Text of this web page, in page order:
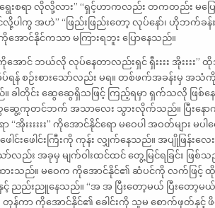
စရာ လိုလို့လား” “ရှင့်ဟာကလည်း တကတည်း မပြောခြ
ကွ အဟဲ” “ဖြည်းဖြည်းတော့ လုပ်နော်၊ ဟိုဘက်ခန်းက
ကိုအောင်နိုင်ကသာ မကြားရဘူး ပြောနေသည်။
ောင် ဘယ်လို လုပ်နေတာလည်းရှင် ရှီးးးး အိုးးးး”
န် စဉ်းစားသော်လည်း မရ။ တစ်ဖက်အခန်းမှ အသံကို
ခါတိုင်း ဆွေဆွေရှိသဖြင့် ကြည့်ရမှာ ရှက်သလို ဖြစ်န
ဆွေ့ကုတင်ဘက် အသာလေး သွားလိုက်သည်။ ပြီးနောက်
းးးးးး” ကိုအောင်နိုင်ရော မဝေပါ အဝတ်များ မပ
ေါင်းဖေါင်းကြီးကို ကုန်း လျှက်နေသည်။ အပျိုဖြန်
လည်း အခုမှ မျက်ဝါးထင်ထင် တွေ့မြင်ရခြင်း ဖြစ်
ားသည်။ မဝေက ကိုအောင်နိုင်၏ ဆံပင်ကို လက်ဖြင့် ထိုး
းညူနေသည်။ “အ အ ပြီးတော့မယ် ပြီးတော့မယ်အ အ အ
ကိုအောင်နိုင်၏ ခေါင်းကို သူမ စောက်ဖုတ်နှင့် ဖိက